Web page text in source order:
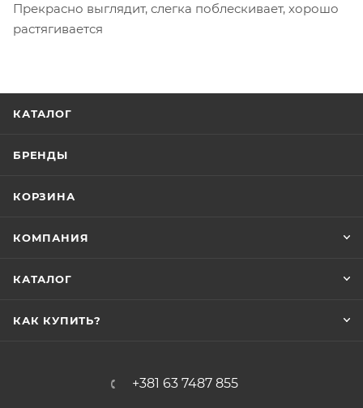
Прекрасно выглядит, слегка поблескивает, хорошо
растягивается
КАТАЛОГ
БРЕНДЫ
КОРЗИНА
КОМПАНИЯ
КАТАЛОГ
КАК КУПИТЬ?
+381 63 7487 855